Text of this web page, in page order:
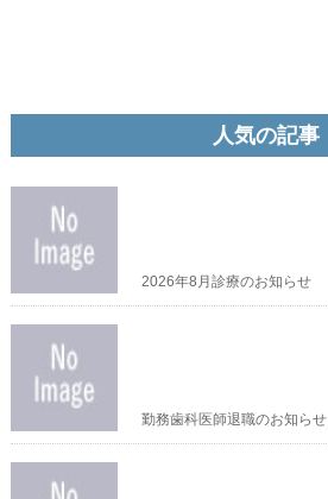
人気の記事
2026年8月診療のお知らせ
勤務歯科医師退職のお知らせ